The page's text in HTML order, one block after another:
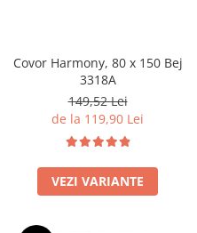
Covor Harmony, 80 x 150 Bej
3318A
149,52 Lei
de la 119,90 Lei
VEZI VARIANTE